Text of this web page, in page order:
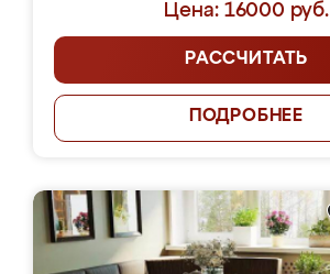
Цена: 16000 руб.
РАССЧИТАТЬ
ПОДРОБНЕЕ